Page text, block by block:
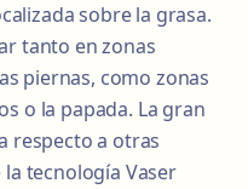
sobre la grasa.
tanto en zonas
piernas, como zonas
o la papada. La gran
respecto a otras
tecnología Vaser